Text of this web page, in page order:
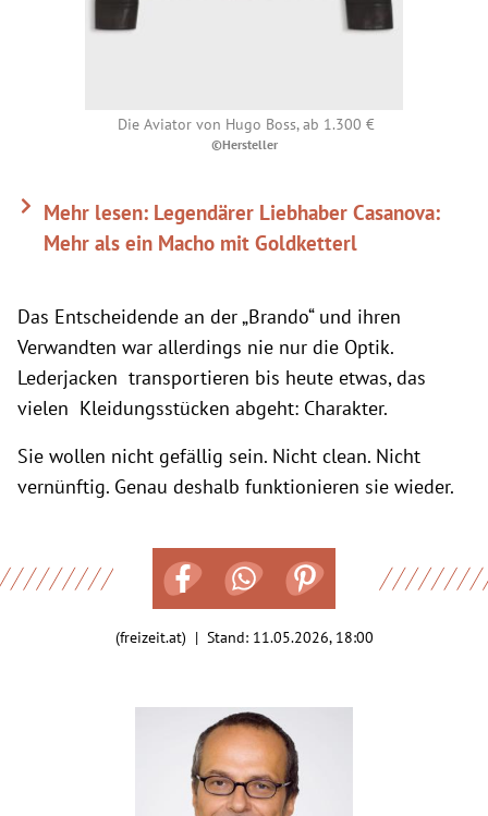
Die Aviator von Hugo Boss, ab 1.300 €
©Hersteller
Mehr lesen: Legendärer Liebhaber Casanova:
Mehr als ein Macho mit Goldketterl
Das Entscheidende an der „Brando“ und ihren
Verwandten war allerdings nie nur die Optik.
Lederjacken transportieren bis heute etwas, das
vielen Kleidungsstücken abgeht: Charakter.
Sie wollen nicht gefällig sein. Nicht clean. Nicht
vernünftig. Genau deshalb funktionieren sie wieder.
(freizeit.at) | Stand: 11.05.2026, 18:00